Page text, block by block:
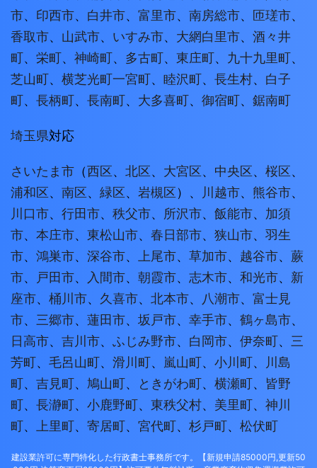
市、 印西市、 白井市、 富里市、 南房総市、 匝瑳市、
香取市、 山武市、 いすみ市、 大網白里市、 酒々井
町、 栄町、 神崎町、 多古町、 東庄町、 九十九里町、
芝山町、 横芝光町一宮町、 睦沢町、 長生村、 白子
町、 長柄町、 長南町、 大多喜町、 御宿町、 鋸南町
埼玉県対応
さいたま市 （西区、 北区、 大宮区、 中央区、 桜区、
浦和区、 南区、 緑区、 岩槻区）、 川越市、 熊谷市、
川口市、 行田市、 秩父市、 所沢市、 飯能市、 加須
市、 本庄市、 東松山市、 春日部市、 狭山市、 羽生
市、 鴻巣市、 深谷市、 上尾市、 草加市、 越谷市、 蕨
市、 戸田市、 入間市、 朝霞市、 志木市、 和光市、 新
座市、 桶川市、 久喜市、 北本市、 八潮市、 富士見
市、 三郷市、 蓮田市、 坂戸市、 幸手市、 鶴ヶ島市、
日高市、 吉川市、 ふじみ野市、 白岡市、 伊奈町、 三
芳町、 毛呂山町、 滑川町、 嵐山町、 小川町、
川島
町、 吉見町、 鳩山町、 ときがわ町、 横瀬町、 皆野
町、 長瀞町、 小鹿野町、 東秩父村、 美里町、 神川
町、 上里町、 寄居町、 宮代町、 杉戸町、 松伏町
建設業許可に専門特化した行政書士事務所です。【新規申請85000円,更新50